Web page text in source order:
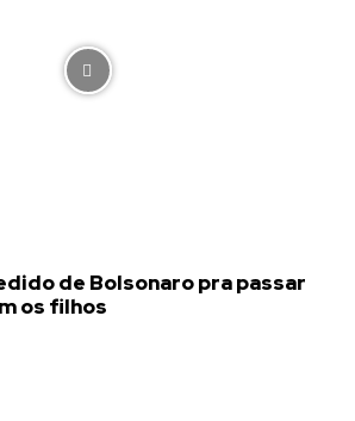
de Bolsonaro pra passar
os filhos